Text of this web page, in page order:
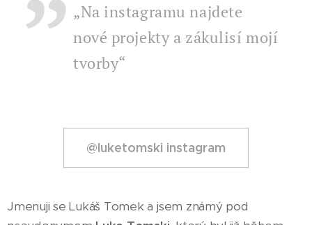
„Na instagramu najdete
nové projekty a zákulisí mojí
tvorby“ 👇🏻
@luketomski instagram
Jmenuji se Lukáš Tomek a jsem známý pod